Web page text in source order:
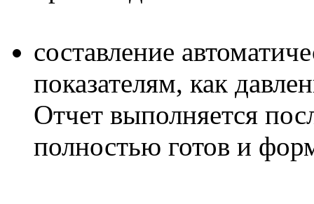
составление
показателям, как
Отчет выполняется
полностью готов и